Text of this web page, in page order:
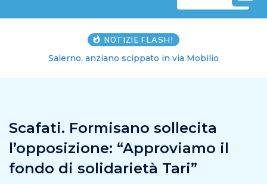
NOTIZIE FLASH!
Salerno, anziano scippato in via Mobilio
Scafati. Formisano sollecita
l’opposizione: “Approviamo il
fondo di solidarietà Tari”